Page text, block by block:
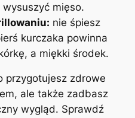
mięso.
nie śpiesz
kurczaka powinna
a miękki środek.
przygotujesz zdrowe
ale także zadbasz
wygląd. Sprawdź